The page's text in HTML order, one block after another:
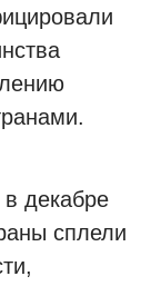
декабре
сплели